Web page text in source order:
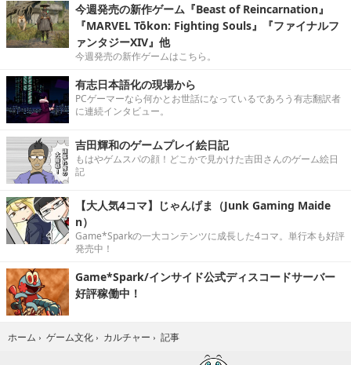
今週発売の新作ゲーム『Beast of Reincarnation』
『MARVEL Tōkon: Fighting Souls』『ファイナルフ
ァンタジーXIV』他
今週発売の新作ゲームはこちら。
有志日本語化の現場から
PCゲーマーなら何かとお世話になっているであろう有志翻訳者
に連続インタビュー。
吉田輝和のゲームプレイ絵日記
もはやゲムスパの顔！どこかで見かけた吉田さんのゲーム絵日
記
【大人気4コマ】じゃんげま（Junk Gaming Maide
n）
Game*Sparkの一大コンテンツに成長した4コマ。単行本も好評
発売中！
Game*Spark/インサイド公式ディスコードサーバー
好評稼働中！
ホーム › ゲーム文化 › カルチャー › 記事